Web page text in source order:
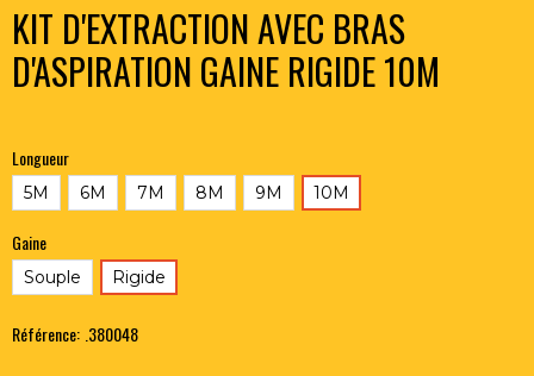
KIT D'EXTRACTION AVEC BRAS
D'ASPIRATION GAINE RIGIDE 10M
Longueur
5M 6M 7M 8M 9M 10M
Gaine
Souple Rigide
Référence: .380048